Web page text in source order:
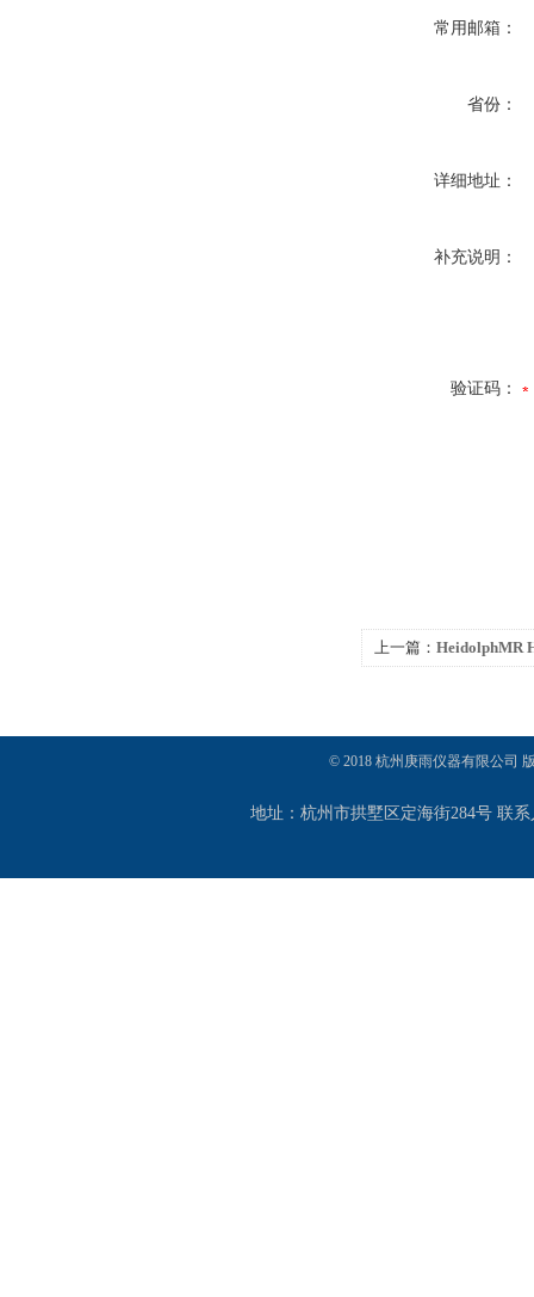
常用邮箱：
省份：
详细地址：
补充说明：
验证码：
上一篇： HeidolphMR
© 2018 杭州庚雨仪器有限公司
地址：杭州市拱墅区定海街284号 联